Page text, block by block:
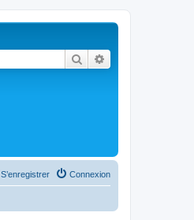
Rechercher
Connexion
S’enregistrer